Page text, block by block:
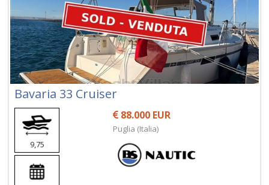
Bavaria 33 Cruiser
9,75
88.000 EUR
Puglia (Italia)